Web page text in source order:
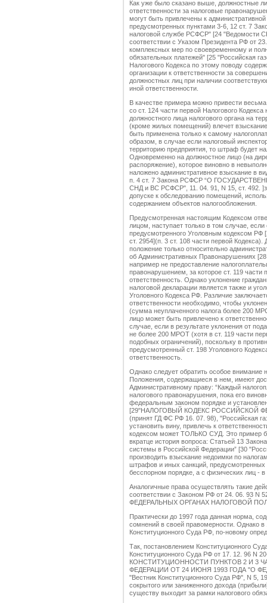
Как уже было сказано выше, должностные
ответственности за налоговые
могут быть привлечены к
предусмотренных пунктами 3-6, 12 ст. 7
налоговой службе РСФСР" [24 "Ведомости
соответствии с Указом Президента РФ от
комплексных мер по своевременному и
обязательных платежей" [25 "Российская
Налогового Кодекса по этому поводу
организации к ответственности за
должностных лиц при наличии
иной ответственности.
В качестве примера можно привести
со ст. 124 части первой Налогового
должностного лица налогового органа на
(кроме жилых помещений) влечет
быть применена только к самому
образом, в случае если налоговый
территорию предприятия, то штраф будет
Одновременно на должностное лицо (на
распоряжение), которое виновно в
наложено административное взыскание в
п. 4 ст. 7 Закона РСФСР “О
СНД и ВС РСФСР", 11. 04. 91, N 15, ст. 492.
допуске к обследованию помещений,
содержанием объектов налогообложения.
Предусмотренная настоящим Кодексом
лицом, наступает только в том случае,
предусмотренного Уголовным кодексом РФ
ст. 2954](п. 3 ст. 108 части первой
положение только относительно
об Административных Правонарушениях
например не предоставление
правонарушением, за которое ст. 119 части
ответственность. Однако уклонение
налоговой декларации является также и
Уголовного Кодекса РФ. Различие
ответственности необходимо, чтобы
(сумма неуплаченного налога более 200
лицо может быть привлечено к
случае, если в результате уклонения от
не более 200 МРОТ (хотя в ст. 119 части
подобных ограничений), поскольку в
предусмотренный ст. 198 Уголовного
ответственность.
Однако следует обратить особое внимание
Положения, содержащиеся в нем, имеют
Административному праву: “Каждый
налогового правонарушения, пока его
федеральным законом порядке и
[29"НАЛОГОВЫЙ КОДЕКС РОССИЙСКОЙ
(принят ГД ФС РФ 16. 07. 98), "Российская
установить вину, привлечь к
кодексом может ТОЛЬКО СУД. Это пример
вкратце история вопроса: Статьей 13
системы в Российской Федерации” [30
производить взыскание недоимки по
штрафов и иных санкций, предусмотренных
бесспорном порядке, а с физических лиц -
Аналогичные права осуществлять такие
соответствии с Законом РФ от 24. 06. 93
ФЕДЕРАЛЬНЫХ ОРГАНАХ НАЛОГОВОЙ
Практически до 1997 года данная норма,
сомнений в своей правомерности. Однако
Конституционного Суда РФ, по-новому
Так, постановлением Конституционного
Конституционного Суда РФ от 17. 12. 96
КОНСТИТУЦИОННОСТИ ПУНКТОВ 2 И 3
ФЕДЕРАЦИИ ОТ 24 ИЮНЯ 1993 ГОДА "О
"Вестник Конституционного Суда РФ", N 5,
сокрытого или заниженного дохода
существу выходит за рамки налогового